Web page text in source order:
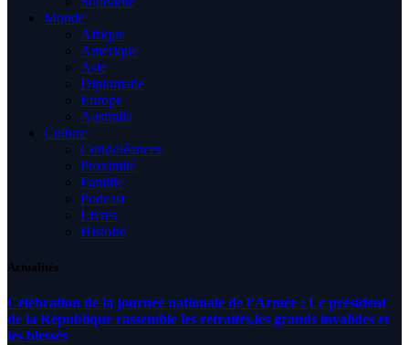
Monde
Afrique
Amérique
Asie
Diplomatie
Europe
Australia
Culture
Condoléances
Proximité
Famille
Podcast
Livres
Histoire
Actualités
Célébration de la journée nationale de l’Armée : Le président
de la République rassemble les retraités,les grands invalides et
les blessés